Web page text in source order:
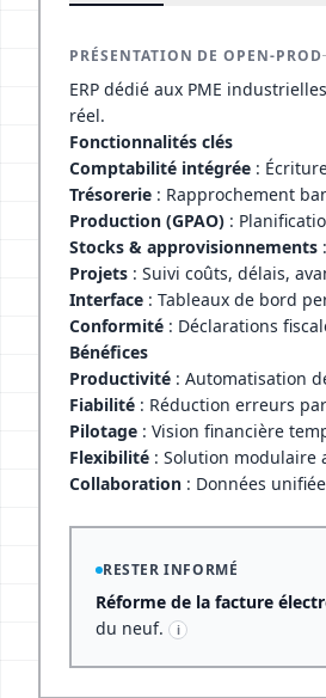
PRÉSENTATION DE OPEN-PROD
ERP dédié aux PME
réel.
Fonctionnalités clés
Comptabilité intégrée :
Trésorerie : Rapprochement
Production (GPAO) :
Stocks & approvisionnements
Projets : Suivi coûts, délais,
Interface : Tableaux de bord
Conformité : Déclarations
Bénéfices
Productivité : Automatisation
Fiabilité : Réduction erreurs
Pilotage : Vision financière
Flexibilité : Solution modulaire
Collaboration : Données
RESTER INFORMÉ
Réforme de la facture
du neuf.
i